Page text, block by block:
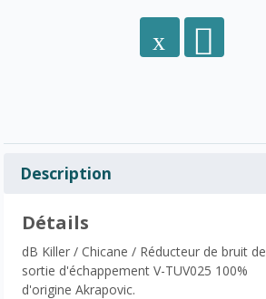
Description
Détails
dB Killer / Chicane / Réducteur de bruit de
sortie d'échappement V-TUV025 100%
d'origine Akrapovic.